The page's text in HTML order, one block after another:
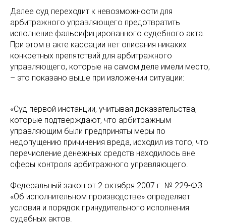
Далее суд переходит к невозможности для
арбитражного управляющего предотвратить
исполнение фальсифицированного судебного акта.
При этом в акте кассации нет описания никаких
конкретных препятствий для арбитражного
управляющего, которые на самом деле имели место,
– это показано выше при изложении ситуации:
«Суд первой инстанции, учитывая доказательства,
которые подтверждают, что арбитражным
управляющим были предприняты меры по
недопущению причинения вреда, исходил из того, что
перечисление денежных средств находилось вне
сферы контроля арбитражного управляющего.
Федеральный закон от 2 октября 2007 г. № 229-ФЗ
«Об исполнительном производстве» определяет
условия и порядок принудительного исполнения
судебных актов.